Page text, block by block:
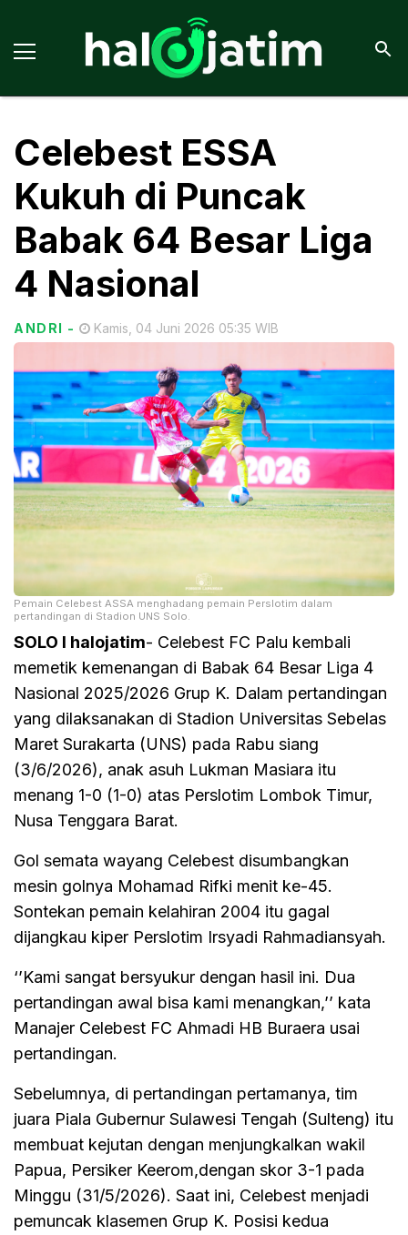
Celebest ESSA
Kukuh di Puncak
Babak 64 Besar Liga
4 Nasional
ANDRI - Kamis, 04 Juni 2026 05:35 WIB
Pemain Celebest ASSA menghadang pemain Perslotim dalam
pertandingan di Stadion UNS Solo.
SOLO I halojatim- Celebest FC Palu kembali
memetik kemenangan di Babak 64 Besar Liga 4
Nasional 2025/2026 Grup K. Dalam pertandingan
yang dilaksanakan di Stadion Universitas Sebelas
Maret Surakarta (UNS) pada Rabu siang
(3/6/2026), anak asuh Lukman Masiara itu
menang 1-0 (1-0) atas Perslotim Lombok Timur,
Nusa Tenggara Barat.
Gol semata wayang Celebest disumbangkan
mesin golnya Mohamad Rifki menit ke-45.
Sontekan pemain kelahiran 2004 itu gagal
dijangkau kiper Perslotim Irsyadi Rahmadiansyah.
‘’Kami sangat bersyukur dengan hasil ini. Dua
pertandingan awal bisa kami menangkan,’’ kata
Manajer Celebest FC Ahmadi HB Buraera usai
pertandingan.
Sebelumnya, di pertandingan pertamanya, tim
juara Piala Gubernur Sulawesi Tengah (Sulteng) itu
membuat kejutan dengan menjungkalkan wakil
Papua, Persiker Keerom,dengan skor 3-1 pada
Minggu (31/5/2026). Saat ini, Celebest menjadi
pemuncak klasemen Grup K. Posisi kedua